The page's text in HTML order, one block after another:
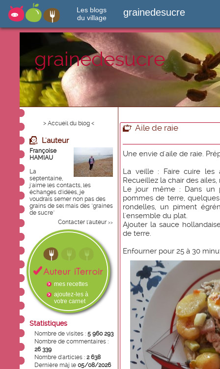
Les blogs
du village
grainedesucre
grainedesucre
> Accueil du blog <
L'auteur
Françoise
HAMIAU
La
septentaine,
j'aime les contacts, les
échanges d'idées, je
voudrais semer non pas des
grains de sel mais des "graines
de sucre"
Contacter l'auteur >>
mes recettes
ajoutez-les à
votre carnet
Statistiques
Nombre de visites : 5 960 293
Nombre de commentaires :
26 339
Nombre d'articles : 2 638
Dernière màj le 05/08/2026
Aile de raie
Une envie d'aile de raie.
La veille : Faire cuire les
Recueillez la chair des ailes,
Le jour même : Dans un
pommes de terre,
rondelles, un piment
l'ensemble du plat.
Ajouter la sauce
de terre.
Enfourner pour 25 à 30